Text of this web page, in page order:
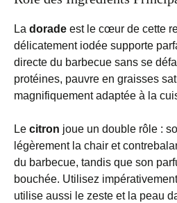
La dorade est le cœur de cette
délicatement iodée supporte
directe du barbecue sans se
protéines, pauvre en graisses
magnifiquement adaptée à la
Le citron joue un double rôle :
légèrement la chair et
du barbecue, tandis que son
bouchée. Utilisez
utilise aussi le zeste et la peau